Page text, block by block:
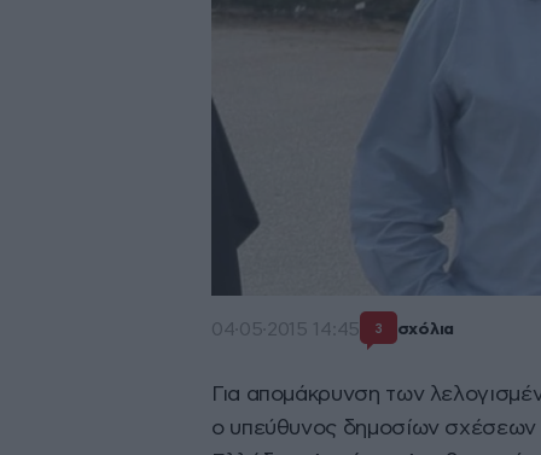
04·05·2015 14:45 3 σχόλια
Για απομάκρυνση των
ο υπεύθυνος δημοσίων